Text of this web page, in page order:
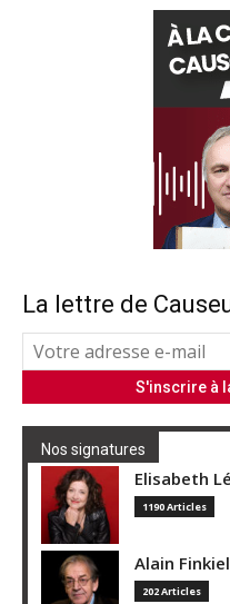
La lettre de
Nos signatures
Elisabeth
1190 Articles
Alain
202 Articles